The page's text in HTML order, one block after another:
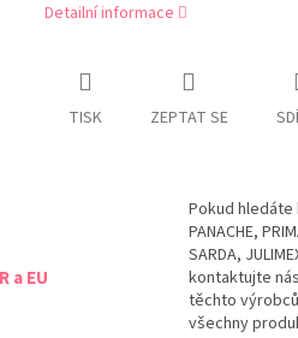
Detailní informace
TISK ZEPTAT SE
a EU
Pokud
PANACHE,
SARDA,
kontaktujte
těchto
všechny